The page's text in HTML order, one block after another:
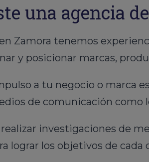
una agencia
Zamora tenemos
y posicionar marcas,
a tu negocio o marca
de comunicación como
investigaciones de
lograr los objetivos de cada